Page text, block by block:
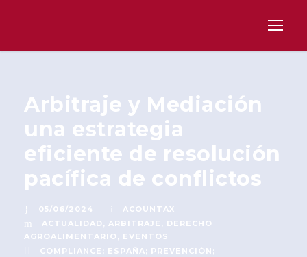
Arbitraje y Mediación
una estrategia
eficiente de resolución
pacífica de conflictos
05/06/2024
ACOUNTAX
ACTUALIDAD , ARBITRAJE , DERECHO
AGROALIMENTARIO , EVENTOS
COMPLIANCE; ESPAÑA; PREVENCIÓN;